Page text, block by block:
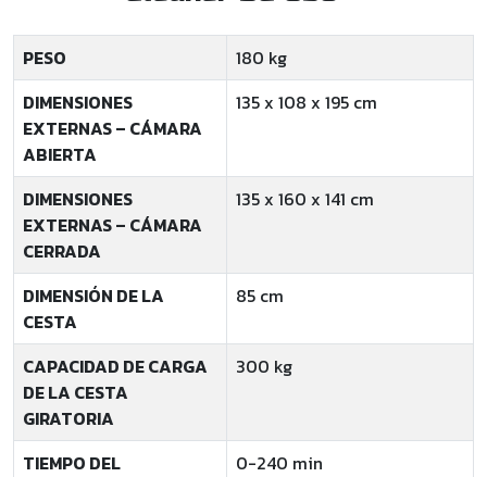
PESO
180 kg
DIMENSIONES
EXTERNAS – CÁMARA
ABIERTA
135 x 108 x 195 cm
DIMENSIONES
EXTERNAS – CÁMARA
CERRADA
135 x 160 x 141 cm
DIMENSIÓN DE LA
CESTA
85 cm
CAPACIDAD DE CARGA
DE LA CESTA
GIRATORIA
300 kg
TIEMPO DEL
0-240 min